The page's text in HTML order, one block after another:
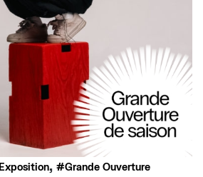
Exposition, Grande Ouverture